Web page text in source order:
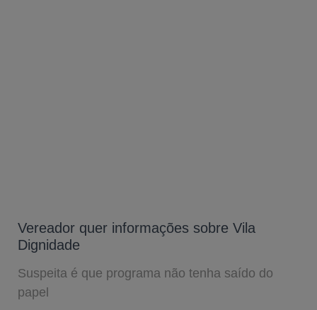
Vereador quer informações sobre Vila
Dignidade
Suspeita é que programa não tenha saído do
papel